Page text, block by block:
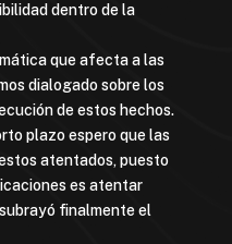
dentro de la
que afecta a las
dialogado sobre los
de estos hechos.
plazo espero que las
atentados, puesto
es atentar
finalmente el